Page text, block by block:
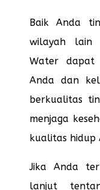
Baik Anda
wilayah lain
Water dapat
Anda dan
berkualitas
menjaga
kualitas hidup
Jika Anda
lanjut